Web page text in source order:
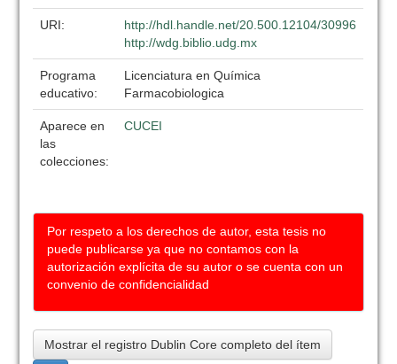
URI:
http://hdl.handle.net/20.500.12104/30996
http://wdg.biblio.udg.mx
Programa
educativo:
Licenciatura en Química
Farmacobiologica
Aparece en
las
colecciones:
CUCEI
Por respeto a los derechos de autor, esta tesis no
puede publicarse ya que no contamos con la
autorización explícita de su autor o se cuenta con un
convenio de confidencialidad
Mostrar el registro Dublin Core completo del ítem